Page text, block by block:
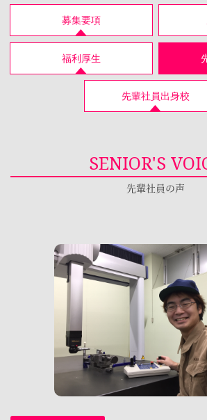
募集要項
福利厚生
先輩社員出身校
SENIOR'S
先輩社員の声